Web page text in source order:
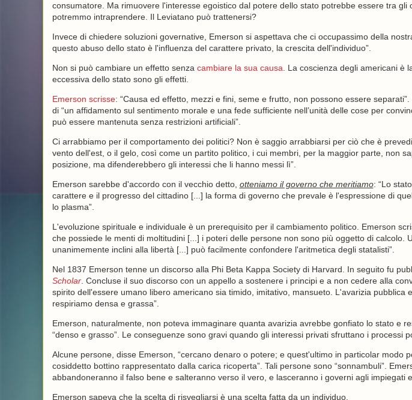
consumatore. Ma rimuovere l'interesse egoistico dal potere dello stato potrebbe essere tra gli
potremmo intraprendere. Il Leviatano può trattenersi?
Invece di chiedere soluzioni governative, Emerson si aspettava che ci occupassimo della
questo abuso dello stato è l'influenza del carattere privato, la crescita dell'individuo”.
Non si può cambiare un effetto senza cambiare la sua causa . La coscienza degli americani è
eccessiva dello stato sono gli effetti.
Emerson scrisse: “Causa ed effetto, mezzi e fini, seme e frutto, non possono essere
di “un affidamento sul sentimento morale e una fede sufficiente nell’unità delle cose per
può essere mantenuta senza restrizioni artificiali”.
Ci arrabbiamo per il comportamento dei politici? Non è saggio arrabbiarsi per ciò che è
vento dell'est, o il gelo, così come un partito politico, i cui membri, per la maggior parte, non
posizione, ma difenderebbero gli interessi che li hanno messi lì”.
Emerson sarebbe d'accordo con il vecchio detto, otteniamo il governo che meritiamo: “Lo
carattere e il progresso del cittadino [...] la forma di governo che prevale è l'espressione di
lo plasma”.
L'evoluzione spirituale e individuale è un prerequisito per il cambiamento politico. Emerson
che possiede le menti di moltitudini [...] i poteri delle persone non sono più oggetto di calcolo.
unanimemente inclini alla libertà [...] può facilmente confondere l'aritmetica degli statalisti”.
Nel 1837 Emerson tenne un discorso alla Phi Beta Kappa Society di Harvard. In seguito fu
Scholar. Concluse il suo discorso con un appello a sostenere i principi e a non cedere alla
spirito dell'essere umano libero americano sia timido, imitativo, mansueto. L'avarizia pubblica
respiriamo densa e grassa”.
Emerson, naturalmente, non poteva immaginare quanta avarizia avrebbe gonfiato lo stato e
“denso e grasso”. Le conseguenze sono gravi quando gli interessi privati sfruttano i processi
Alcune persone, disse Emerson, “cercano denaro o potere; e quest'ultimo in particolar modo
cosiddetto bottino rappresentato dalla carica ricoperta”. Tali persone sono “sonnambuli”.
abbandoneranno il falso bene e salteranno verso il vero, e lasceranno i governi agli impiegati e
Emerson sapeva che la scelta di risvegliarsi è una scelta fatta da un individuo.